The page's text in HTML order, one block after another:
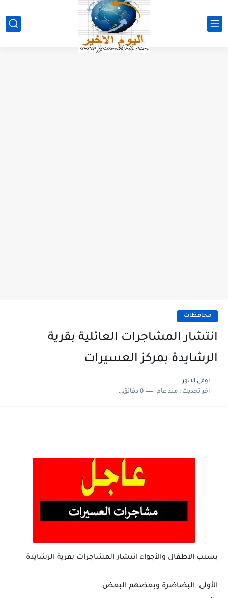
محافظات
انتشار المشاجرات العائلية بقرية
الرشايدة بمركز العسيرات
اوفى الانور
اخر تحديث :منذ عام 0 دقائق للقراءة
بسبب الاطفال والأجواء انتشار المشاجرات بقرية الرشايدة
الأولى البضاضرة وبعضهم البعض